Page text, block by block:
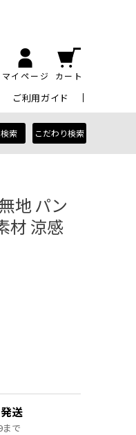
マイページ カート
ご利用ガイド
検索 こだわり検索
無地 パン
材 涼感
送
まで